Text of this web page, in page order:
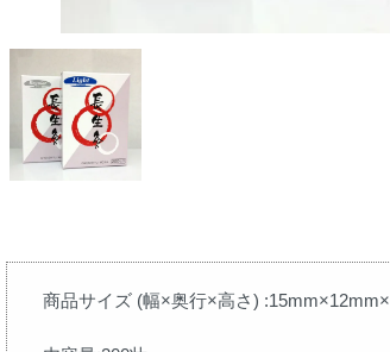
商品サイズ (幅×奥行×高さ)